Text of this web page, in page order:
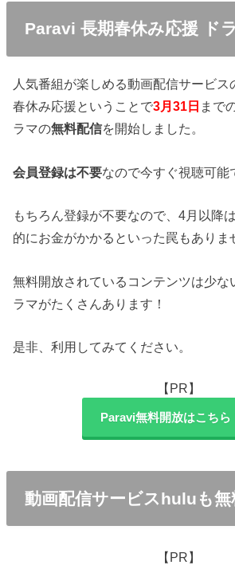
Paravi 長期春休み応援 ド
人気番組が楽しめる動画配信サービス
春休み応援ということで3月31日 まで
ラマの無料配信を開始しました。
会員登録は不要なので今すぐ視聴可能
もちろん登録が不要なので、4月以降
的にお金がかかるといった罠もありま
無料開放されているコンテンツは少な
ラマがたくさんあります！
是非、利用してみてください。
【PR】
Paravi無料開放はこちら
動画配信サービスhuluも無
【PR】